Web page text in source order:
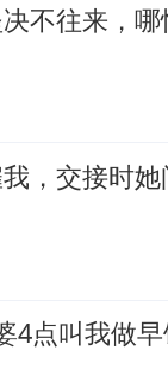
不往来，哪
，交接时
4点叫我做